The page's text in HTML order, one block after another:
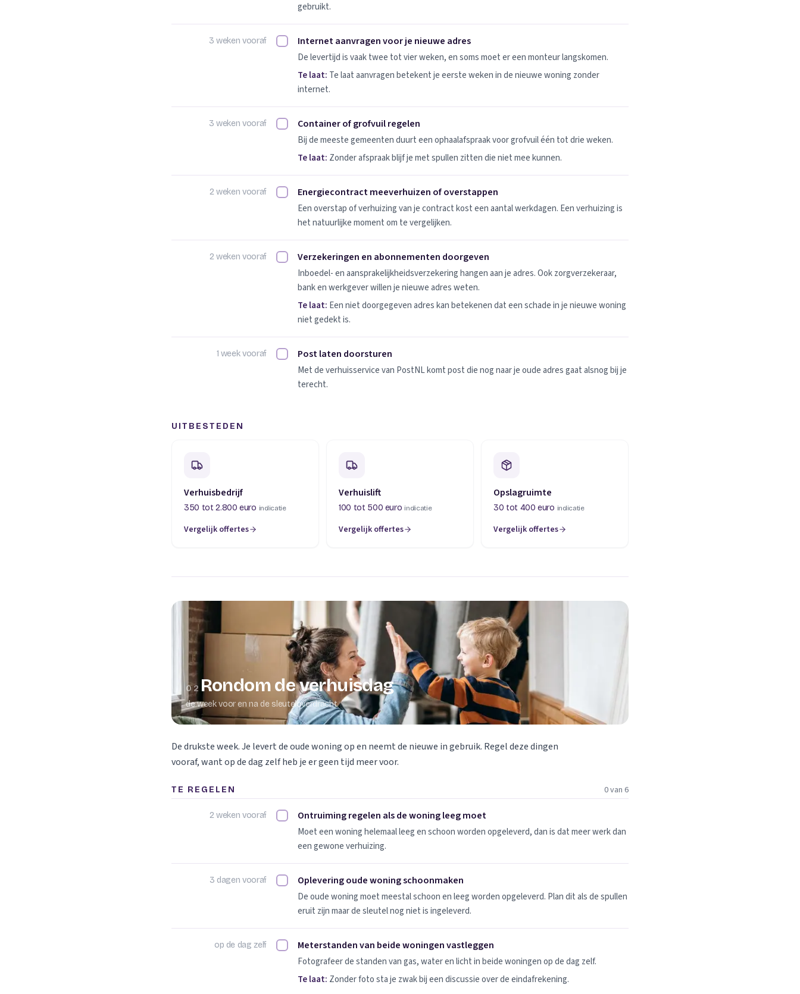
gebruikt.
3 weken vooraf Internet aanvragen voor je nieuwe adres afvinken
Internet aanvragen voor je nieuwe adres
De levertijd is vaak twee tot vier weken, en soms moet er een monteur langskomen.
Te laat: Te laat aanvragen betekent je eerste weken in de nieuwe woning zonder
internet.
3 weken vooraf Container of grofvuil regelen afvinken
Container of grofvuil regelen
Bij de meeste gemeenten duurt een ophaalafspraak voor grofvuil één tot drie weken.
Te laat: Zonder afspraak blijf je met spullen zitten die niet mee kunnen.
2 weken vooraf Energiecontract meeverhuizen of overstappen afvinken
Energiecontract meeverhuizen of overstappen
Een overstap of verhuizing van je contract kost een aantal werkdagen. Een verhuizing is
het natuurlijke moment om te vergelijken.
2 weken vooraf Verzekeringen en abonnementen doorgeven afvinken
Verzekeringen en abonnementen doorgeven
Inboedel- en aansprakelijkheidsverzekering hangen aan je adres. Ook zorgverzekeraar,
bank en werkgever willen je nieuwe adres weten.
Te laat: Een niet doorgegeven adres kan betekenen dat een schade in je nieuwe woning
niet gedekt is.
1 week vooraf Post laten doorsturen afvinken
Post laten doorsturen
Met de verhuisservice van PostNL komt post die nog naar je oude adres gaat alsnog bij je
terecht.
UITBESTEDEN
Verhuisbedrijf
350 tot 2.800 euro indicatie
Vergelijk offertes
(opent in een nieuw tabblad)
Verhuislift
100 tot 500 euro indicatie
Vergelijk offertes
(opent in een nieuw tabblad)
Opslagruimte
30 tot 400 euro indicatie
Vergelijk offertes
(opent in een nieuw tabblad)
02 Rondom de verhuisdag
de week voor en na de sleuteloverdracht
De drukste week. Je levert de oude woning op en neemt de nieuwe in gebruik. Regel deze dingen
vooraf, want op de dag zelf heb je er geen tijd meer voor.
TE REGELEN 0 van 6
2 weken vooraf Ontruiming regelen als de woning leeg moet afvinken
Ontruiming regelen als de woning leeg moet
Moet een woning helemaal leeg en schoon worden opgeleverd, dan is dat meer werk dan
een gewone verhuizing.
3 dagen vooraf Oplevering oude woning schoonmaken afvinken
Oplevering oude woning schoonmaken
De oude woning moet meestal schoon en leeg worden opgeleverd. Plan dit als de spullen
eruit zijn maar de sleutel nog niet is ingeleverd.
op de dag zelf Meterstanden van beide woningen vastleggen afvinken
Meterstanden van beide woningen vastleggen
Fotografeer de standen van gas, water en licht in beide woningen op de dag zelf.
Te laat: Zonder foto sta je zwak bij een discussie over de eindafrekening.